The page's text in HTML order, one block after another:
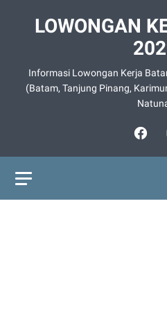
LOWONGAN
Informasi Lowongan Kerja
(Batam, Tanjung Pinang,